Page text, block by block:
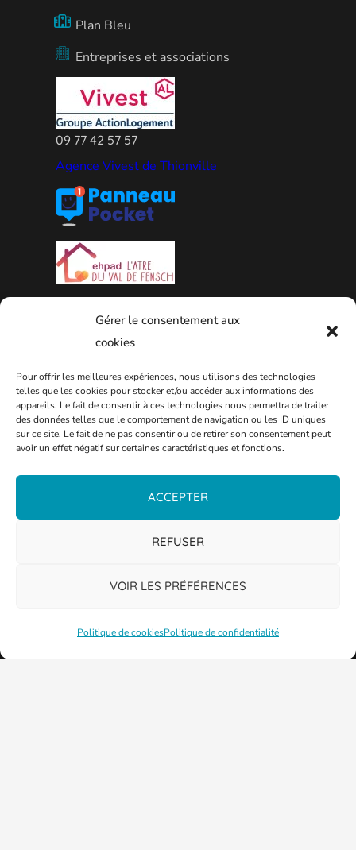
Gérer le consentement aux
cookies
Pour offrir les meilleures expériences, nous utilisons des technologies
telles que les cookies pour stocker et/ou accéder aux informations des
appareils. Le fait de consentir à ces technologies nous permettra de traiter
des données telles que le comportement de navigation ou les ID uniques
sur ce site. Le fait de ne pas consentir ou de retirer son consentement peut
avoir un effet négatif sur certaines caractéristiques et fonctions.
ACCEPTER
REFUSER
VOIR LES PRÉFÉRENCES
Politique de cookiesPolitique de confidentialité
Plan Bleu
Entreprises et associations
09 77 42 57 57
Agence Vivest de Thionville
PLAN DE LA VILLE